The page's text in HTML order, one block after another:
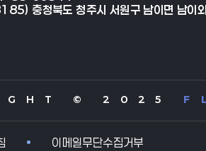
충청북도 청주시 서원구 남이면 남
I G H T © 2 0 2 5 F
이메일무단수집거부